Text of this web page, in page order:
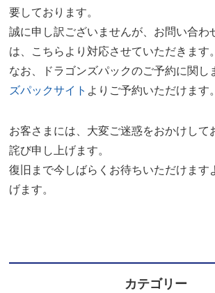
要しております。
誠に申し訳ございませんが、お問い合わ
は、こちらより対応させていただきます。
なお、ドラゴンズパックのご予約に関し
ズパックサイト よりご予約いただけます。
お客さまには、大変ご迷惑をおかけして
詫び申し上げます。
復旧まで今しばらくお待ちいただけます
げます。
カテゴリー